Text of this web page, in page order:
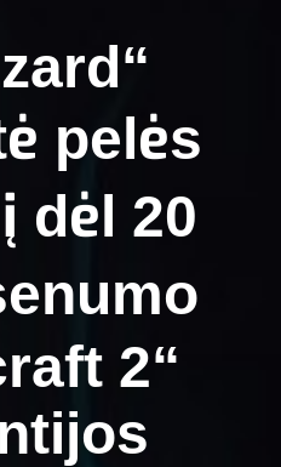
pelės
dėl 20
2“